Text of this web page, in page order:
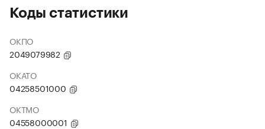
Коды статистики
ОКПО
2049079982
ОКАТО
04258501000
ОКТМО
04558000001